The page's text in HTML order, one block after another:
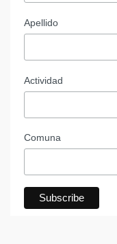
Apellido
Actividad
Comuna